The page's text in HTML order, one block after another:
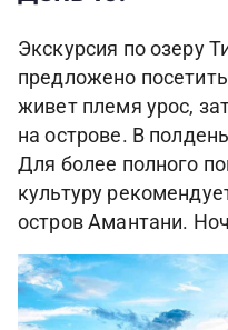
Экскурсия по озеру
предложено
живет племя урос,
на острове. В
Для более полного
культуру
остров Амантани.